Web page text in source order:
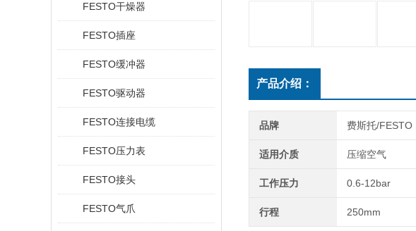
FESTO干燥器
FESTO插座
FESTO缓冲器
FESTO驱动器
FESTO连接电缆
FESTO压力表
FESTO接头
FESTO气爪
产品介绍：
品牌 费斯托/FESTO
适用介质 压缩空气
工作压力 0.6-12bar
行程 250mm